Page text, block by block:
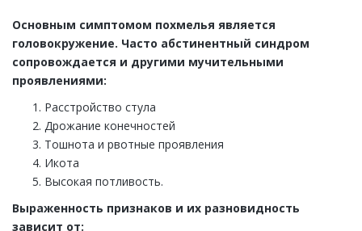
Основным симптомом похмелья является
головокружение. Часто абстинентный синдром
сопровождается и другими мучительными
проявлениями:
Расстройство стула
Дрожание конечностей
Тошнота и рвотные проявления
Икота
Высокая потливость.
Выраженность признаков и их разновидность
зависит от: